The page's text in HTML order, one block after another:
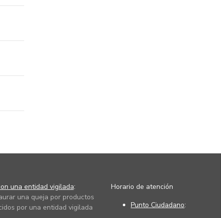
una entidad vigilada:
una queja por productos
por una entidad vigilada
Horario de atención
Punto Ciudadano: